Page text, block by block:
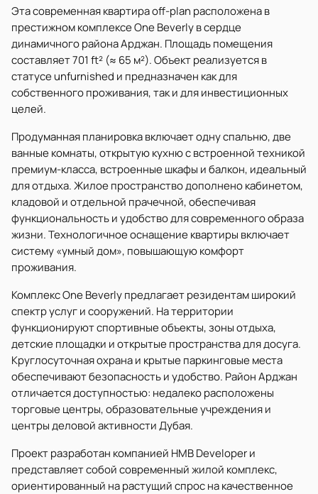
Эта современная квартира off-plan расположена в
престижном комплексе One Beverly в сердце
динамичного района Арджан. Площадь помещения
составляет 701 ft² (≈ 65 м²). Объект реализуется в
статусе unfurnished и предназначен как для
собственного проживания, так и для инвестиционных
целей.
Продуманная планировка включает одну спальню, две
ванные комнаты, открытую кухню с встроенной техникой
премиум-класса, встроенные шкафы и балкон, идеальный
для отдыха. Жилое пространство дополнено кабинетом,
кладовой и отдельной прачечной, обеспечивая
функциональность и удобство для современного образа
жизни. Технологичное оснащение квартиры включает
систему «умный дом», повышающую комфорт
проживания.
Комплекс One Beverly предлагает резидентам широкий
спектр услуг и сооружений. На территории
функционируют спортивные объекты, зоны отдыха,
детские площадки и открытые пространства для досуга.
Круглосуточная охрана и крытые паркинговые места
обеспечивают безопасность и удобство. Район Арджан
отличается доступностью: недалеко расположены
торговые центры, образовательные учреждения и
центры деловой активности Дубая.
Проект разработан компанией HMB Developer и
представляет собой современный жилой комплекс,
ориентированный на растущий спрос на качественное